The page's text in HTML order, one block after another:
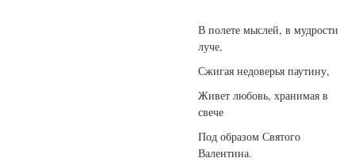
В полете мыслей, в мудрости
луче,
Сжигая недоверья паутину,
Живет любовь, хранимая в
свече
Под образом Святого
Валентина.